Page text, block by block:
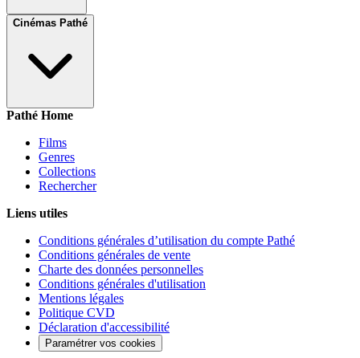
Cinémas Pathé
Pathé Home
Films
Genres
Collections
Rechercher
Liens utiles
Conditions générales d’utilisation du compte Pathé
Conditions générales de vente
Charte des données personnelles
Conditions générales d'utilisation
Mentions légales
Politique CVD
Déclaration d'accessibilité
Paramétrer vos cookies